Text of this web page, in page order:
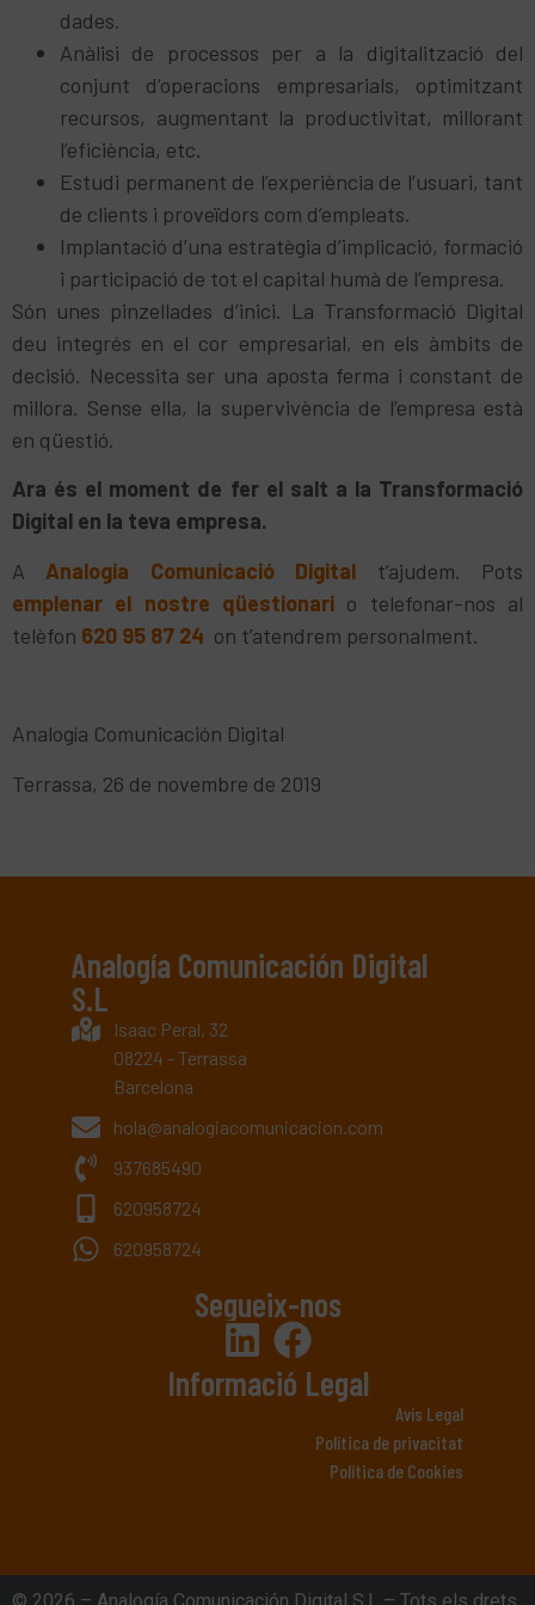
dades.
Anàlisi de processos per a la digitalització del
conjunt d’operacions empresarials, optimitzant
recursos, augmentant la productivitat, millorant
l’eficiència, etc.
Estudi permanent de l’experiència de l’usuari, tant
de clients i proveïdors com d’empleats.
Implantació d’una estratègia d’implicació, formació
i participació de tot el capital humà de l’empresa.
Són unes pinzellades d’inici. La Transformació Digital
deu integrés en el cor empresarial, en els àmbits de
decisió. Necessita ser una aposta ferma i constant de
millora. Sense ella, la supervivència de l’empresa està
en qüestió.
Ara és el moment de fer el salt a la Transformació
Digital en la teva empresa.
A Analogia Comunicació Digital t’ajudem. Pots
emplenar el nostre qüestionari o telefonar-nos al
telèfon 620 95 87 24 on t’atendrem personalment.
Analogía Comunicación Digital
Terrassa, 26 de novembre de 2019
Analogía Comunicación Digital
S.L
Isaac Peral, 32
08224 - Terrassa
Barcelona
hola@analogiacomunicacion.com
937685490
620958724
620958724
Segueix-nos
Informació Legal
Avís Legal
Política de privacitat
Política de Cookies
© 2026 – Analogía Comunicación Digital S.L – Tots els drets